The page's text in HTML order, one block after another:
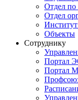
Отдел по
Отдел
Объекты
Сотруднику
Портал
Портал